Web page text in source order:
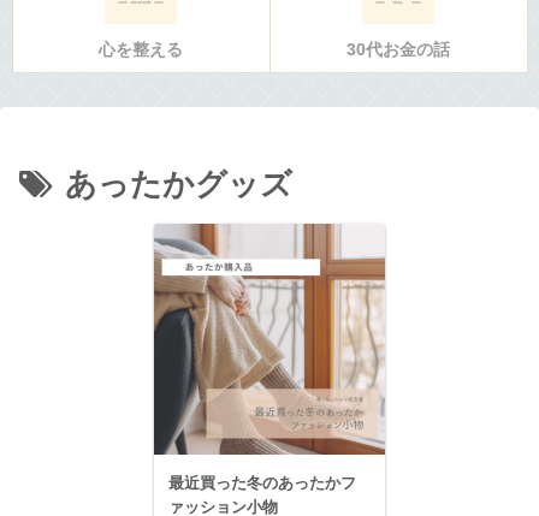
心を整える 30代お金の話
あったかグッズ
最近買った冬のあったかフ
ァッション小物